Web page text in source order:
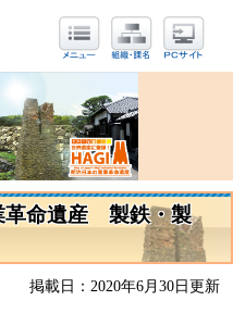
革命遺産 製鉄・製
掲載日：2020年6月30日更新